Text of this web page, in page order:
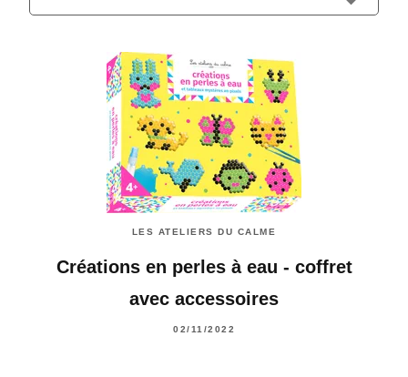
LES ATELIERS DU CALME
Créations en perles à eau - coffret
avec accessoires
02/11/2022